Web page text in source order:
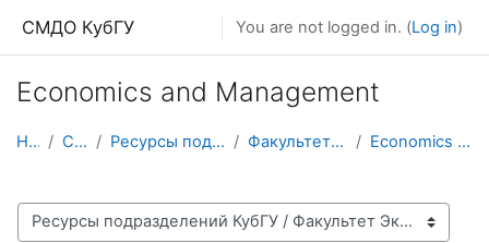
СМДО КубГУ You are not logged in. (Log in)
Economics and Management
Home Courses Ресурсы подразделений КубГУ Факультет Экономический Economics and Management
Course categories